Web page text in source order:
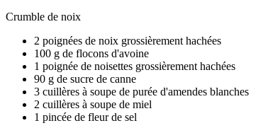
Crumble de noix
2 poignées de noix grossièrement hachées
100 g de flocons d'avoine
1 poignée de noisettes grossièrement hachées
90 g de sucre de canne
3 cuillères à soupe de purée d'amendes blanches
2 cuillères à soupe de miel
1 pincée de fleur de sel